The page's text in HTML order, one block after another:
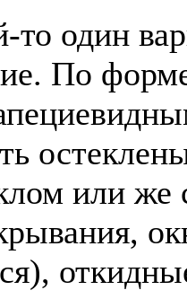
то один
По
или же